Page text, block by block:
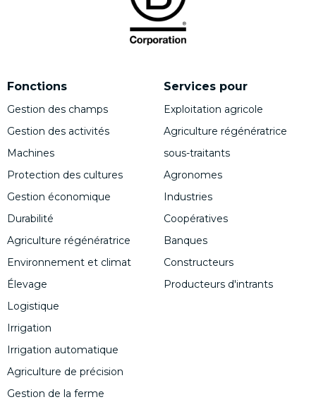
Fonctions
Gestion des champs
Gestion des activités
Machines
Protection des cultures
Gestion économique
Durabilité
Agriculture régénératrice
Environnement et climat
Élevage
Logistique
Irrigation
Irrigation automatique
Agriculture de précision
Gestion de la ferme
Services pour
Exploitation agricole
Agriculture régénératrice
sous-traitants
Agronomes
Industries
Coopératives
Banques
Constructeurs
Producteurs d'intrants